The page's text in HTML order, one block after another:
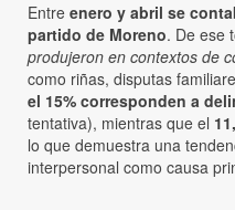
Entre enero y abril se
partido de Moreno. De ese
produjeron en contextos de
como riñas, disputas
el 15% corresponden a
tentativa), mientras que el
lo que demuestra una
interpersonal como causa